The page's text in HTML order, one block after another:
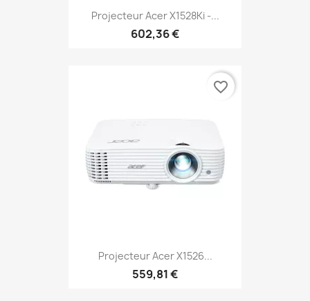
Projecteur Acer X1528Ki -...
602,36 €
Projecteur Acer X1526...
559,81 €
favorite_border